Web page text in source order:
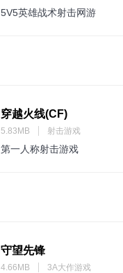
5V5英雄战术射击网游
穿越火线(CF)
5.83MB 射击游戏
第一人称射击游戏
守望先锋
4.66MB 3A大作游戏